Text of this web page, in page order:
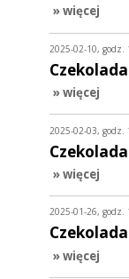
» więcej
2025-02-10, godz.
» więcej
2025-02-03, godz.
» więcej
2025-01-26, godz.
» więcej